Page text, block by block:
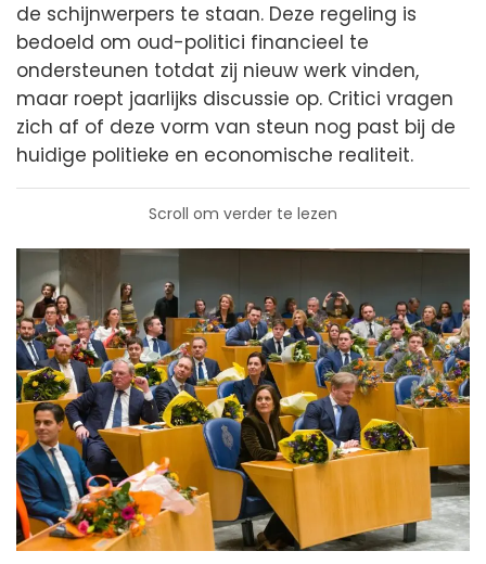
de schijnwerpers te staan. Deze regeling is
bedoeld om oud-politici financieel te
ondersteunen totdat zij nieuw werk vinden,
maar roept jaarlijks discussie op. Critici vragen
zich af of deze vorm van steun nog past bij de
huidige politieke en economische realiteit.
Scroll om verder te lezen